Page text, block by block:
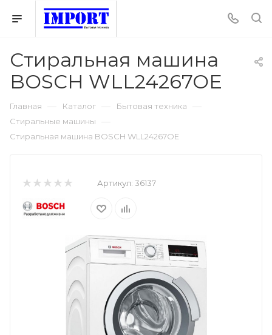
Стиральная машина
BOSCH WLL24267OE
Главная — Каталог — Бытовая техника —
Стиральные машины —
Стиральная машина BOSCH WLL24267OE
Артикул: 36137